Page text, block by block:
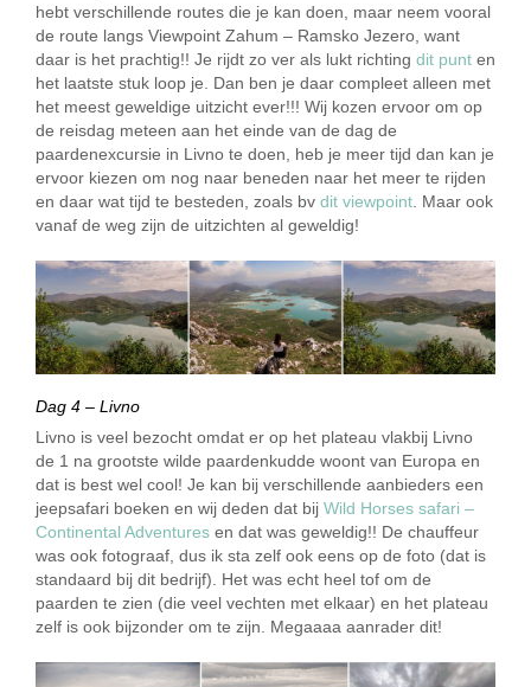
hebt verschillende routes die je kan doen, maar neem vooral
de route langs Viewpoint Zahum – Ramsko Jezero, want
daar is het prachtig!! Je rijdt zo ver als lukt richting dit punt en
het laatste stuk loop je. Dan ben je daar compleet alleen met
het meest geweldige uitzicht ever!!! Wij kozen ervoor om op
de reisdag meteen aan het einde van de dag de
paardenexcursie in Livno te doen, heb je meer tijd dan kan je
ervoor kiezen om nog naar beneden naar het meer te rijden
en daar wat tijd te besteden, zoals bv dit viewpoint . Maar ook
vanaf de weg zijn de uitzichten al geweldig!
Dag 4 – Livno
Livno is veel bezocht omdat er op het plateau vlakbij Livno
de 1 na grootste wilde paardenkudde woont van Europa en
dat is best wel cool! Je kan bij verschillende aanbieders een
jeepsafari boeken en wij deden dat bij Wild Horses safari –
Continental Adventures en dat was geweldig!! De chauffeur
was ook fotograaf, dus ik sta zelf ook eens op de foto (dat is
standaard bij dit bedrijf). Het was echt heel tof om de
paarden te zien (die veel vechten met elkaar) en het plateau
zelf is ook bijzonder om te zijn. Megaaaa aanrader dit!